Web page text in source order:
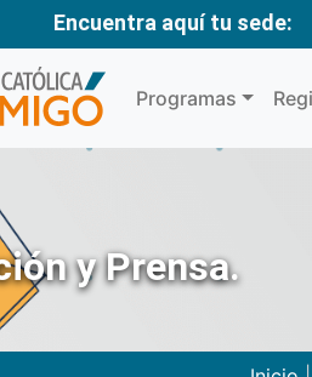
Encuentra aquí tu sede:
Programas
y Prensa.